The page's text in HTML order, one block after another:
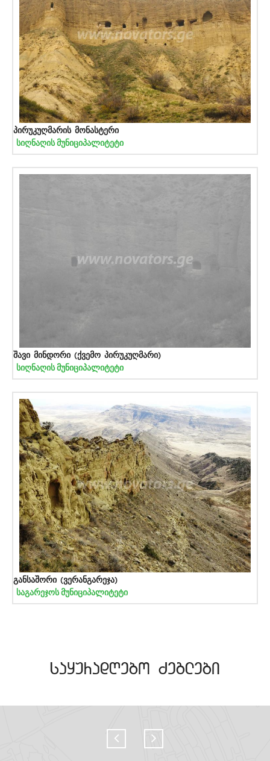
პირუკუღმარის მონასტერი
სიღნაღის მუნიციპალიტეტი
შავი მინდორი (ქვემო პირუკუღმარი)
სიღნაღის მუნიციპალიტეტი
განსაშორი (ვერანგარეჯა)
საგარეჯოს მუნიციპალიტეტი
sayuradRebo Zeglebi